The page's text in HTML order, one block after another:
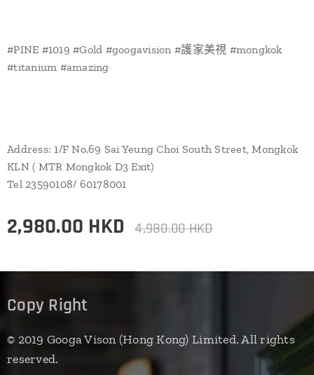
#PINE #1019 #Gold #googavision #護家美視 #mongkok
#titanium #amazing
Address: 1/F No.69 Sai Yeung Choi South Street, Mongkok
KLN ( MTR Mongkok D3 Exit)
Tel 23590108/ 60178001
2,980.00 HKD 4,980.00HKD
Copy Right
© 2019 Googa Vison (Hong Kong) Limited. All rights
reserved.